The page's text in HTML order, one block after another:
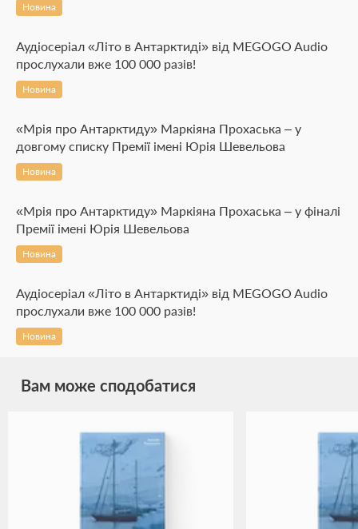
Новина
Аудіосеріал «Літо в Антарктиді» від MEGOGO Audio
прослухали вже 100 000 разів!
Новина
«Мрія про Антарктиду» Маркіяна Прохаська – у
довгому списку Премії імені Юрія Шевельова
Новина
«Мрія про Антарктиду» Маркіяна Прохаська – у фіналі
Премії імені Юрія Шевельова
Новина
Аудіосеріал «Літо в Антарктиді» від MEGOGO Audio
прослухали вже 100 000 разів!
Новина
Вам може сподобатися